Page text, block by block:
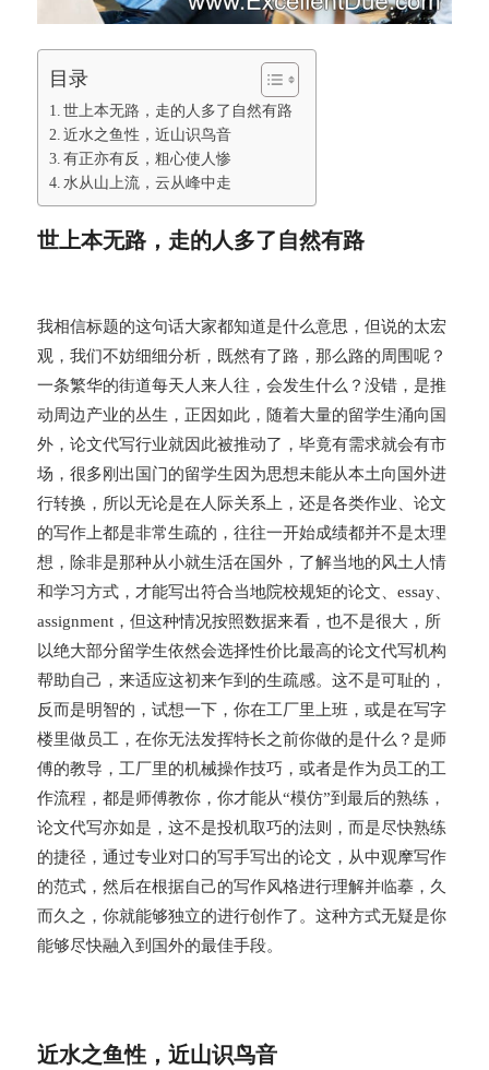
目录
世上本无路，走的人多了自然有路
近水之鱼性，近山识鸟音
有正亦有反，粗心使人惨
水从山上流，云从峰中走
世上本无路，走的人多了自然有路
我相信标题的这句话大家都知道是什么意思，但说的太宏
观，我们不妨细细分析，既然有了路，那么路的周围呢？
一条繁华的街道每天人来人往，会发生什么？没错，是推
动周边产业的丛生，正因如此，随着大量的留学生涌向国
外，论文代写行业就因此被推动了，毕竟有需求就会有市
场，很多刚出国门的留学生因为思想未能从本土向国外进
行转换，所以无论是在人际关系上，还是各类作业、论文
的写作上都是非常生疏的，往往一开始成绩都并不是太理
想，除非是那种从小就生活在国外，了解当地的风土人情
和学习方式，才能写出符合当地院校规矩的论文、essay、
assignment，但这种情况按照数据来看，也不是很大，所
以绝大部分留学生依然会选择性价比最高的论文代写机构
帮助自己，来适应这初来乍到的生疏感。这不是可耻的，
反而是明智的，试想一下，你在工厂里上班，或是在写字
楼里做员工，在你无法发挥特长之前你做的是什么？是师
傅的教导，工厂里的机械操作技巧，或者是作为员工的工
作流程，都是师傅教你，你才能从“模仿”到最后的熟练，
论文代写亦如是，这不是投机取巧的法则，而是尽快熟练
的捷径，通过专业对口的写手写出的论文，从中观摩写作
的范式，然后在根据自己的写作风格进行理解并临摹，久
而久之，你就能够独立的进行创作了。这种方式无疑是你
能够尽快融入到国外的最佳手段。
近水之鱼性，近山识鸟音